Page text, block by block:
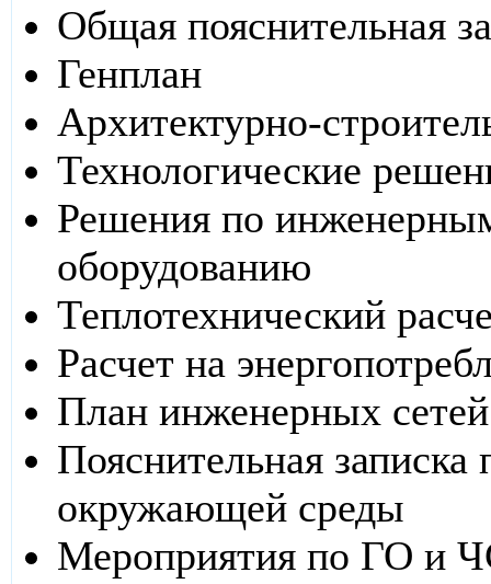
Общая пояснительная
Генплан
Архитектурно-
Технологические
Решения по
оборудованию
Теплотехнический
Расчет на
План инженерных сетей
Пояснительная записка
окружающей среды
Мероприятия по ГО и